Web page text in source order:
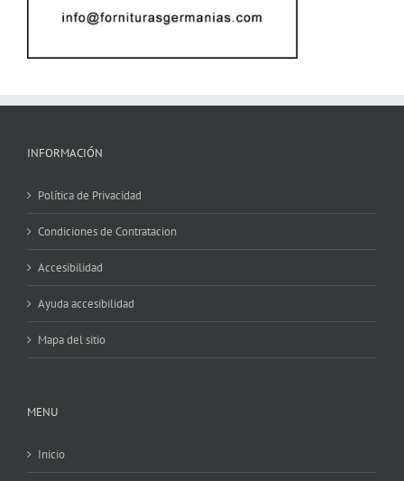
INFORMACIÓN
Política de Privacidad
Condiciones de Contratacion
Accesibilidad
Ayuda accesibilidad
Mapa del sitio
MENU
Inicio